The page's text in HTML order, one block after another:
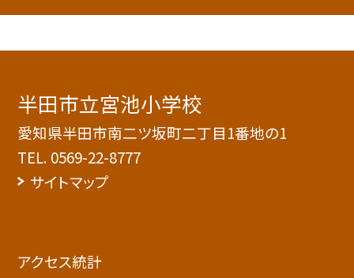
半田市立宮池小学校
愛知県半田市南二ツ坂町二丁目1番地の1
TEL. 0569-22-8777
サイトマップ
アクセス統計